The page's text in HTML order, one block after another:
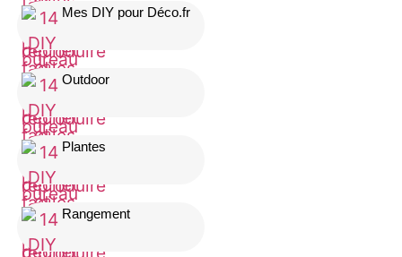
Mes DIY pour Déco.fr
Outdoor
Plantes
Rangement